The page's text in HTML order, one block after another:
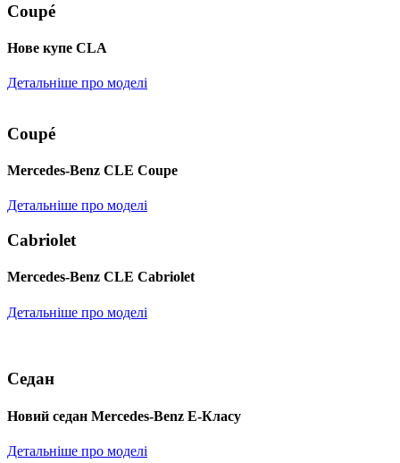
Coupé
Нове купе CLA
Детальніше про моделі
Coupé
Mercedes-Benz CLE Coupe
Детальніше про моделі
Cabriolet
Mercedes-Benz CLE Cabriolet
Детальніше про моделі
Седан
Новий седан Mercedes-Benz Е-Класу
Детальніше про моделі